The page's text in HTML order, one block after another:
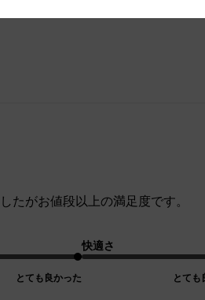
たがお値段以上の満足度です。
とても良かった
快適さ
とても